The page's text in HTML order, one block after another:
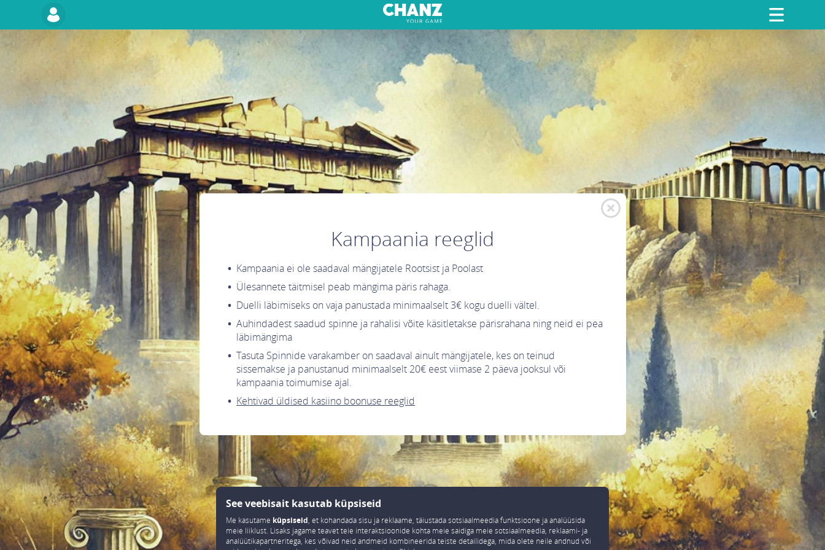
Kampaania reeglid
Kampaania ei ole saadaval mängijatele Rootsist ja Poolast
Ülesannete täitmisel peab mängima päris rahaga.
Duelli läbimiseks on vaja panustada minimaalselt 3€ kogu duelli vältel.
Auhindadest saadud spinne ja rahalisi võite käsitletakse pärisrahana ning neid ei pea
läbimängima
Tasuta Spinnide varakamber on saadaval ainult mängijatele, kes on teinud
sissemakse ja panustanud minimaalselt 20€ eest viimase 2 päeva jooksul või
kampaania toimumise ajal.
Kehtivad üldised kasiino boonuse reeglid
See veebisait kasutab küpsiseid
Me kasutame küpsiseid, et kohandada sisu ja reklaame, täiustada sotsiaalmeedia funktsioone ja analüüsida
meie liiklust. Lisaks jagame teavet teie interaktsioonide kohta meie saidiga meie sotsiaalmeedia, reklaami- ja
analüütikapartneritega, kes võivad neid andmeid kombineerida teiste detailidega, mida olete neile andnud või